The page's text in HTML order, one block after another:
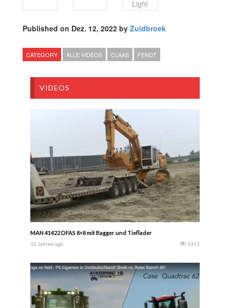
Light
Published on Dez. 12, 2022 by Zuidbroek
CATEGORY ALLE VIDEOS CLAAS FENDT
VIDEOS
MAN 41422 DFAS 8×8 mit Bagger und Tieflader
12 Jahren ago 3411